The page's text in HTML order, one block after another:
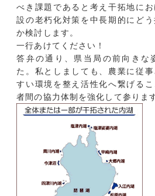
べき課題であると考え干拓地に
設の老朽化対策を中長期的にど
か検討します。
一行あけてください！
答弁の通り、県当局の前向きな
た。私としましても、農業に従
すい環境を整え活性化へ繋げる
者間の協力体制を強化して参りま